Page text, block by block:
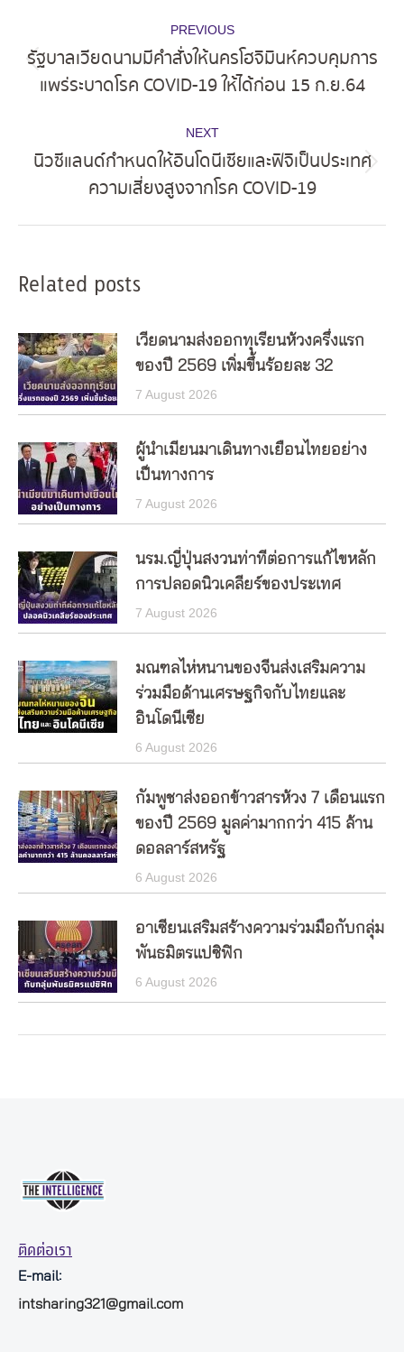
navigation
PREVIOUS
Previous
post:
รัฐบาลเวียดนามมีคำสั่งให้นครโฮจิมินห์ควบคุมการ
แพร่ระบาดโรค COVID-19 ให้ได้ก่อน 15 ก.ย.64
NEXT
Next
post:
นิวซีแลนด์กำหนดให้อินโดนีเซียและฟิจิเป็นประเทศ
ความเสี่ยงสูงจากโรค COVID-19
Related posts
เวียดนามส่งออกทุเรียนห้วงครึ่งแรก
ของปี 2569 เพิ่มขึ้นร้อยละ 32
7 August 2026
ผู้นำเมียนมาเดินทางเยือนไทยอย่าง
เป็นทางการ
7 August 2026
นรม.ญี่ปุ่นสงวนท่าทีต่อการแก้ไขหลัก
การปลอดนิวเคลียร์ของประเทศ
7 August 2026
มณฑลไห่หนานของจีนส่งเสริมความ
ร่วมมือด้านเศรษฐกิจกับไทยและ
อินโดนีเซีย
6 August 2026
กัมพูชาส่งออกข้าวสารห้วง 7 เดือนแรก
ของปี 2569 มูลค่ามากกว่า 415 ล้าน
ดอลลาร์สหรัฐ
6 August 2026
อาเซียนเสริมสร้างความร่วมมือกับกลุ่ม
พันธมิตรแปซิฟิก
6 August 2026
ติดต่อเรา
E-mail:
intsharing321@gmail.com